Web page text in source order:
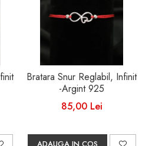
Bratara Snur Reglabil, Infinit
-Argint 925
85,00 Lei